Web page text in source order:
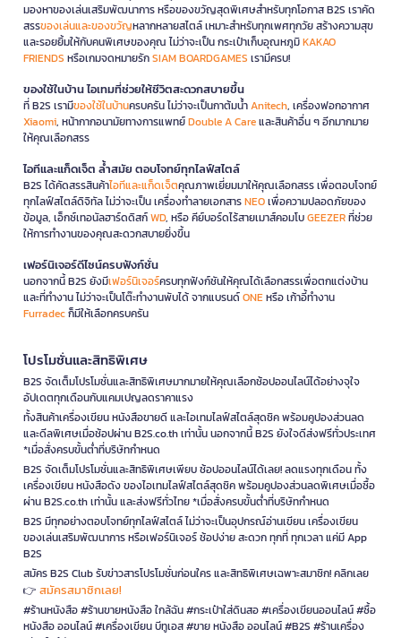
มองหาของเล่นเสริมพัฒนาการ หรือของขวัญสุดพิเศษสำหรับทุกโอกาส B2S เราคัด
สรรของเล่นและของขวัญหลากหลายสไตล์ เหมาะสำหรับทุกเพศทุกวัย สร้างความสุข
และรอยยิ้มให้กับคนพิเศษของคุณ ไม่ว่าจะเป็น กระเป๋าเก็บอุณหภูมิKAKAO
FRIENDS หรือเกมจดหมายรักSIAM BOARDGAMES เรามีครบ!
ของใช้ในบ้าน ไอเทมที่ช่วยให้ชีวิตสะดวกสบายขึ้น
ที่ B2S เรามีของใช้ในบ้านครบครัน ไม่ว่าจะเป็นกาต้มน้ำAnitech, เครื่องฟอกอากาศ
Xiaomi, หน้ากากอนามัยทางการแพทย์Double A Careและสินค้าอื่น ๆ อีกมากมาย
ให้คุณเลือกสรร
ไอทีและแก็ดเจ็ต ล้ำสมัย ตอบโจทย์ทุกไลฟ์สไตล์
B2S ได้คัดสรรสินค้าไอทีและแก็ดเจ็ตคุณภาพเยี่ยมมาให้คุณเลือกสรร เพื่อตอบโจทย์
ทุกไลฟ์สไตล์ดิจิทัล ไม่ว่าจะเป็น เครื่องทำลายเอกสารNEOเพื่อความปลอดภัยของ
ข้อมูล, เอ็กซ์เทอนัลฮาร์ดดิสก์WD, หรือ คีย์บอร์ดไร้สายเมาส์คอมโบGEEZERที่ช่วย
ให้การทำงานของคุณสะดวกสบายยิ่งขึ้น
เฟอร์นิเจอร์ดีไซน์ครบฟังก์ชั่น
นอกจากนี้ B2S ยังมีเฟอร์นิเจอร์ครบทุกฟังก์ชันให้คุณได้เลือกสรรเพื่อตกแต่งบ้าน
และที่ทำงาน ไม่ว่าจะเป็นโต๊ะทำงานพับได้ จากแบรนด์ONEหรือ เก้าอี้ทำงาน
Furradecก็มีให้เลือกครบครัน
โปรโมชั่นและสิทธิพิเศษ
B2S จัดเต็มโปรโมชั่นและสิทธิพิเศษมากมายให้คุณเลือกช้อปออนไลน์ได้อย่างจุใจ
อัปเดตทุกเดือนกับแคมเปญลดราคาแรง
ทั้งสินค้าเครื่องเขียน หนังสือขายดี และไอเทมไลฟ์สไตล์สุดชิค พร้อมคูปองส่วนลด
และดีลพิเศษเมื่อช้อปผ่าน B2S.co.th เท่านั้น นอกจากนี้ B2S ยังใจดีส่งฟรีทั่วประเทศ
*เมื่อสั่งครบขั้นต่ำที่บริษัทกำหนด
B2S จัดเต็มโปรโมชั่นและสิทธิพิเศษเพียบ ช้อปออนไลน์ได้เลย! ลดแรงทุกเดือน ทั้ง
เครื่องเขียน หนังสือดัง ของไอเทมไลฟ์สไตล์สุดชิค พร้อมคูปองส่วนลดพิเศษเมื่อซื้อ
ผ่าน B2S.co.th เท่านั้น และส่งฟรีทั่วไทย *เมื่อสั่งครบขั้นต่ำที่บริษัทกำหนด
B2S มีทุกอย่างตอบโจทย์ทุกไลฟ์สไตล์ ไม่ว่าจะเป็นอุปกรณ์อ่านเขียน เครื่องเขียน
ของเล่นเสริมพัฒนาการ หรือเฟอร์นิเจอร์ ช้อปง่าย สะดวก ทุกที่ ทุกเวลา แค่มี App
B2S
สมัคร B2S Club รับข่าวสารโปรโมชั่นก่อนใคร และสิทธิพิเศษเฉพาะสมาชิก! คลิกเลย
👉 สมัครสมาชิกเลย!
#ร้านหนังสือ #ร้านขายหนังสือ ใกล้ฉัน #กระเป๋าใส่ดินสอ #เครื่องเขียนออนไลน์ #ซื้อ
หนังสือ ออนไลน์ #เครื่องเขียน บีทูเอส #ขาย หนังสือ ออนไลน์ #B2S #ร้านเครื่อง